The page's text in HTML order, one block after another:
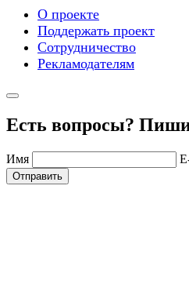
О проекте
Поддержать проект
Сотрудничество
Рекламодателям
Есть вопросы?
Имя